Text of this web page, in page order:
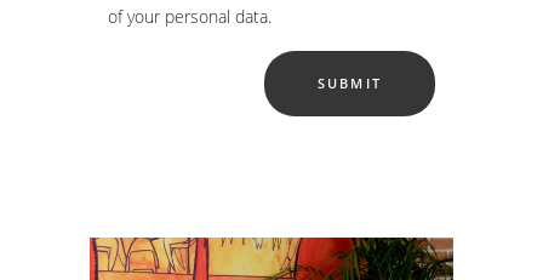
of your personal data.